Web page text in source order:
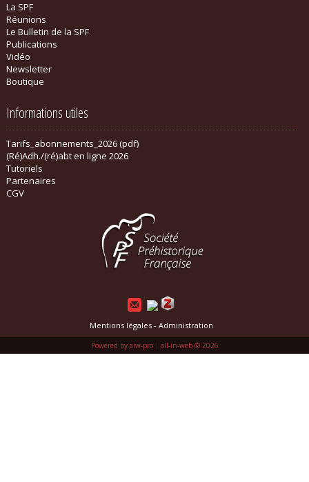
La SPF
Réunions
Le Bulletin de la SPF
Publications
Vidéo
Newsletter
Boutique
Informations utiles
Tarifs_abonnements_2026 (pdf)
(Ré)Adh./(ré)abt en ligne 2026
Tutoriels
Partenaires
CGV
Mentions légales -Administration
Powered by aiw-pro| all-in-web © 2026